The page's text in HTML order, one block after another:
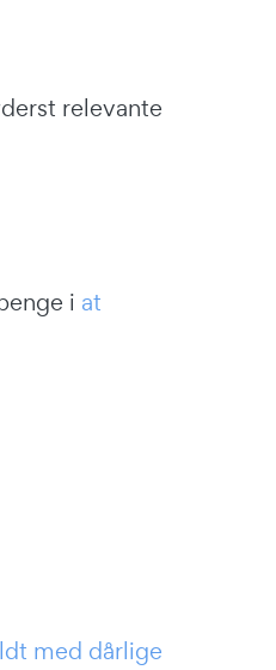
relevante
i at
med dårlige